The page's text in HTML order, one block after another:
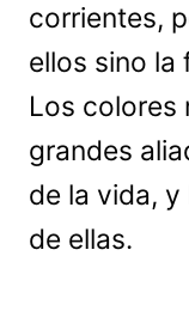
corrientes,
ellos sino la
Los colores
grandes
de la vida,
de ellas.